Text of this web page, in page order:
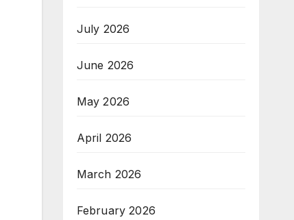
July 2026
June 2026
May 2026
April 2026
March 2026
February 2026